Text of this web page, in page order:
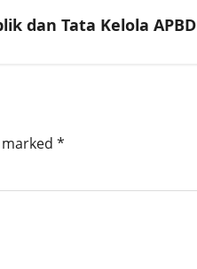
dan Tata Kelola APBD
*